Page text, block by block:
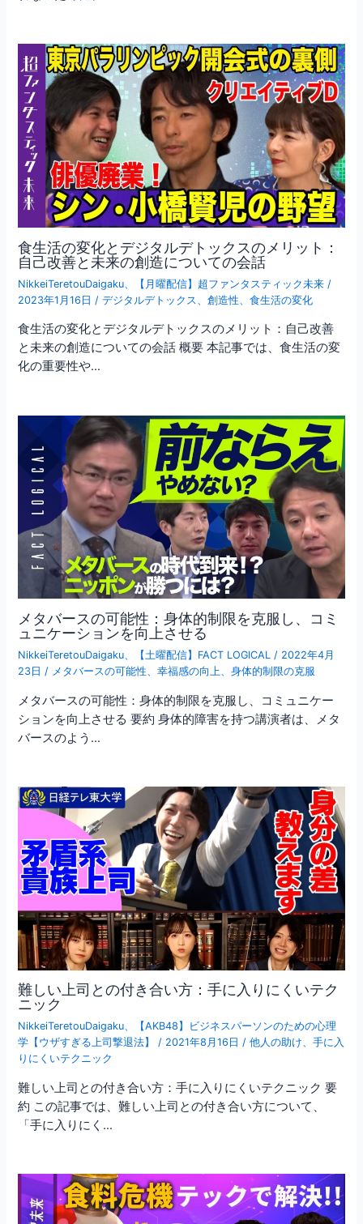
食生活の変化とデジタルデトックスのメリット：
自己改善と未来の創造についての会話
NikkeiTeretouDaigaku 【月曜配信】超ファンタスティック未来 /
2023年1月16日 /デジタルデトックス 、創造性 、食生活の変化
食生活の変化とデジタルデトックスのメリット：自己改善
と未来の創造についての会話 概要 本記事では、食生活の変
化の重要性や…
メタバースの可能性：身体的制限を克服し、コミ
ュニケーションを向上させる
NikkeiTeretouDaigaku、 【土曜配信】FACT LOGICAL / 2022年4月
23日 / メタバースの可能性、幸福感の向上、身体的制限の克服
メタバースの可能性：身体的制限を克服し、コミュニケー
ションを向上させる 要約 身体的障害を持つ講演者は、メタ
バースのよう…
難しい上司との付き合い方：手に入りにくいテク
ニック
NikkeiTeretouDaigaku、
【AKB48】ビジネスパーソンのための心理
学【ウザすぎる上司撃退法】
/ 2021年8月16日 /他人の助け、手に入
りにくいテクニック
難しい上司との付き合い方：手に入りにくいテクニック 要
約 この記事では、難しい上司との付き合い方について、
「手に入りにく…